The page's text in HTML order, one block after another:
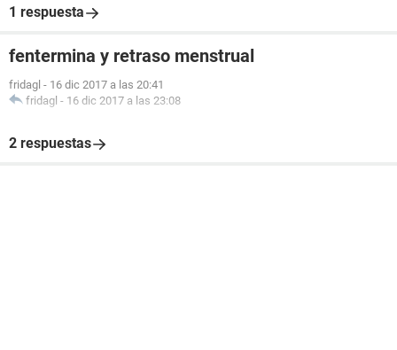
1 respuesta
fentermina y retraso menstrual
fridagl - 16 dic 2017 a las 20:41
fridagl - 16 dic 2017 a las 23:08
2 respuestas